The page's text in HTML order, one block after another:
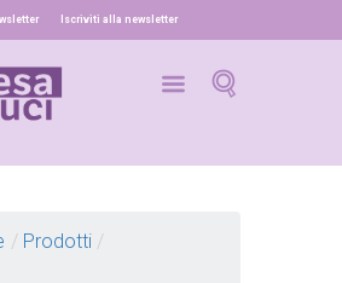
Iscriviti alla newsletter
/ Prodotti /